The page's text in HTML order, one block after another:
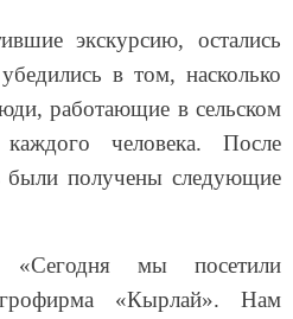
экскурсию, остались
в том, насколько
работающие в сельском
человека. После
были получены следующие
мы посетили
«Кырлай». Нам